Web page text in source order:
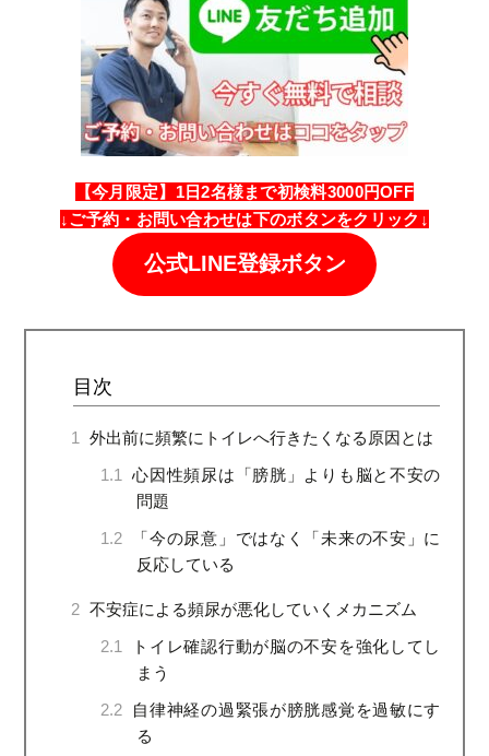
【今月限定】1日2名様まで初検料3000円OFF
↓ご予約・ お問い合わせは下のボタンをクリック↓
公式LINE登録ボタン
目次
1
外出前に頻繁にトイレへ行きたくなる原因とは
1.1
心因性頻尿は「膀胱」よりも脳と不安の
問題
1.2
「今の尿意」ではなく「未来の不安」に
反応している
2 不安症による頻尿が悪化していくメカニズム
2.1
トイレ確認行動が脳の不安を強化してし
まう
2.2
自律神経の過緊張が膀胱感覚を過敏にす
る